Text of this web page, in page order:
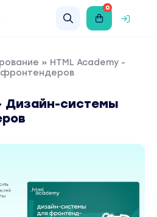
0
» HTML Academy -
Дизайн-системы